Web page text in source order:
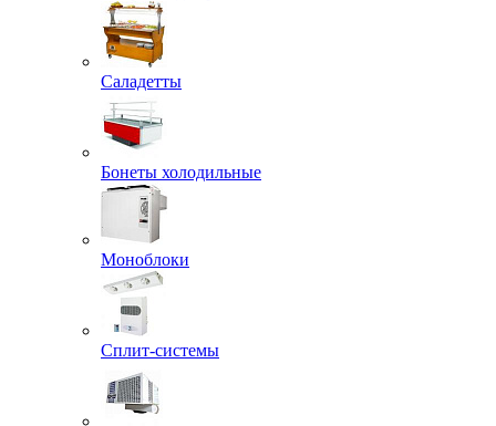
Саладетты
Бонеты холодильные
Моноблоки
Сплит-системы